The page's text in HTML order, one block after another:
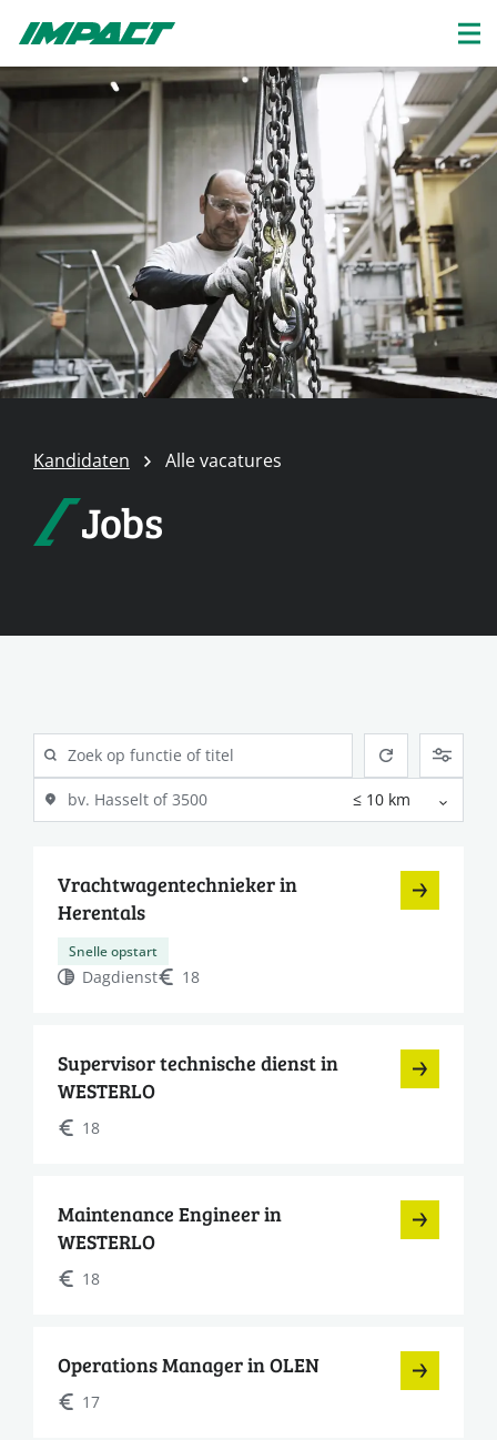
Kandidaten Alle vacatures
Jobs
Vrachtwagentechnieker in
Herentals
Snelle opstart
Dagdienst 18
Supervisor technische dienst in
WESTERLO
18
Maintenance Engineer in
WESTERLO
18
Operations Manager in OLEN
17